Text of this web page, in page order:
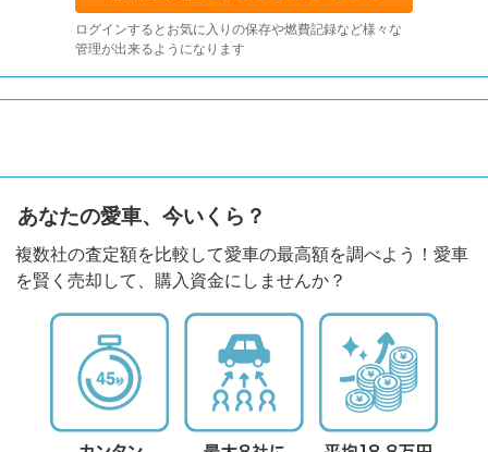
ログインするとお気に入りの保存や燃費記録など様々な
管理が出来るようになります
あなたの愛車、今いくら？
複数社の査定額を比較して愛車の最高額を調べよう！愛車
を賢く売却して、購入資金にしませんか？